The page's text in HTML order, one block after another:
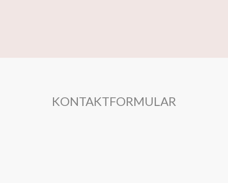
KONTAKTFORMULAR